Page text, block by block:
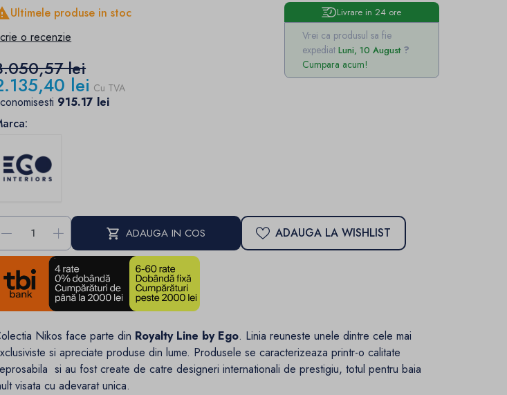
Livrare in 24 ore
Vrei ca produsul sa fie
expediat Luni, 10 August
Cumpara acum!
Ultimele produse in stoc
o recenzie
lei
lei Cu TVA
915.17 lei
- + ADAUGA IN COS ADAUGA LA WISHLIST
Nikos face parte din Royalty Line by Ego. Linia reuneste unele dintre cele mai
si apreciate produse din lume. Produsele se caracterizeaza printr-o calitate
si au fost create de catre designeri internationali de prestigiu, totul pentru baia
visata cu adevarat unica.